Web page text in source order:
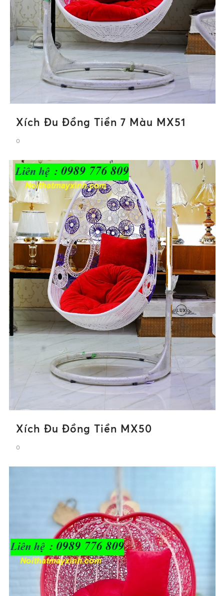
Xích Đu Đồng Tiền 7 Màu MX51
0
Xích Đu Đồng Tiền MX50
0